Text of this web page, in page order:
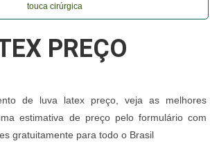
touca cirúrgica
PREÇO
de luva latex preço, veja as melhores
estimativa de preço pelo formulário com
gratuitamente para todo o Brasil